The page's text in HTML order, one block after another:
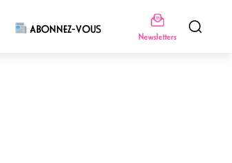
ABONNEZ-VOUS
Newsletters